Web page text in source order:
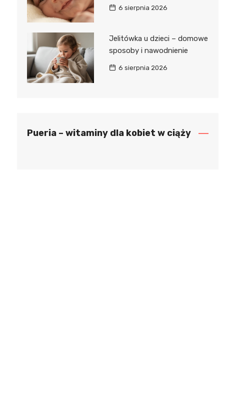
6 sierpnia 2026
Jelitówka u dzieci – domowe
sposoby i nawodnienie
6 sierpnia 2026
Pueria – witaminy dla kobiet w ciąży